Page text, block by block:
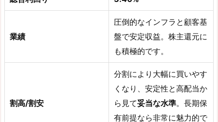
業績
圧倒的なインフラと顧客基
盤で安定収益。株主還元に
も積極的です。
割高/割安
分割により大幅に買いやす
くなり、安定性と高配当か
ら見て妥当な水準。長期保
有前提なら非常に魅力的で